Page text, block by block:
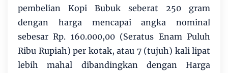
pembelian Kopi Bubuk seberat 250 gram
dengan harga mencapai angka nominal
sebesar Rp. 160.000,00 (Seratus Enam Puluh
Ribu Rupiah) per kotak, atau 7 (tujuh) kali lipat
lebih mahal dibandingkan dengan Harga